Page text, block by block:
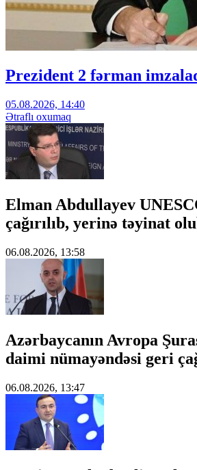
Prezident 2 fərman
05.08.2026, 14:40
Ətraflı oxumaq
Elman Abdullayev
çağırılıb, yerinə təyinat
06.08.2026, 13:58
Azərbaycanın Avropa
daimi nümayəndəsi geri
06.08.2026, 13:47